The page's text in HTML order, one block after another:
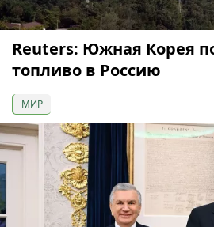
Reuters: Южная Корея
топливо в Россию
МИР